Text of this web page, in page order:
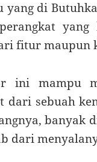
yang di
yang
fitur maupun
ini mampu
dari sebuah
banyak
dari